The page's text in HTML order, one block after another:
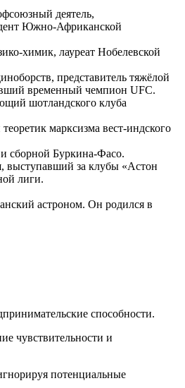
деятель,
Южно-Африканской
химик, лауреат Нобелевской
представитель тяжёлой
временный чемпион UFC.
шотландского клуба
марксизма вест-индского
сборной Буркина-Фасо.
выступавший за клубы «Астон
лиги.
астроном. Он родился в
способности.
чувствительности и
потенциальные